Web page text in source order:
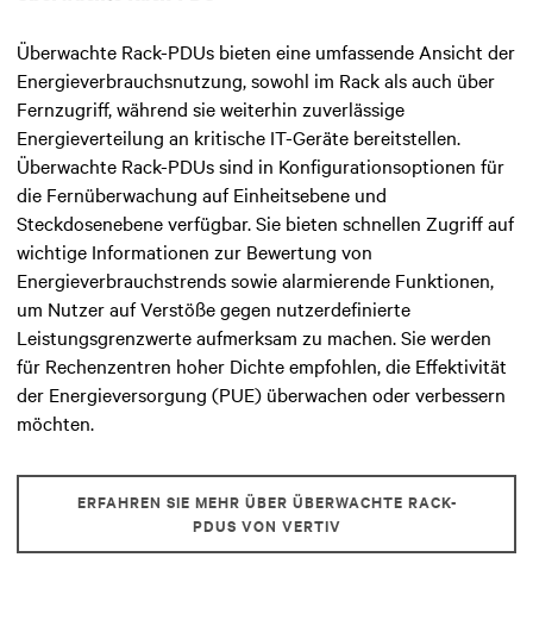
Überwachte Rack-PDUs bieten eine umfassende Ansicht der
Energieverbrauchsnutzung, sowohl im Rack als auch über
Fernzugriff, während sie weiterhin zuverlässige
Energieverteilung an kritische IT-Geräte bereitstellen.
Überwachte Rack-PDUs sind in Konfigurationsoptionen für
die Fernüberwachung auf Einheitsebene und
Steckdosenebene verfügbar. Sie bieten schnellen Zugriff auf
wichtige Informationen zur Bewertung von
Energieverbrauchstrends sowie alarmierende Funktionen,
um Nutzer auf Verstöße gegen nutzerdefinierte
Leistungsgrenzwerte aufmerksam zu machen. Sie werden
für Rechenzentren hoher Dichte empfohlen, die Effektivität
der Energieversorgung (PUE) überwachen oder verbessern
möchten.
ERFAHREN SIE MEHR ÜBER ÜBERWACHTE RACK-
PDUS VON VERTIV